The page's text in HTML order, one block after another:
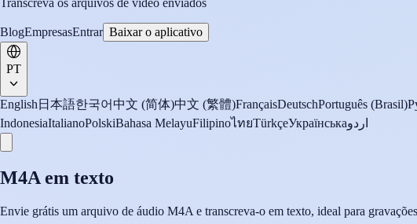
Transcreva os arquivos de vídeo enviados
BlogEmpresasEntrar Baixar o aplicativo
PT
English 日本語한국어中文 (简体)中文 (繁體)FrançaisDeutschPortuguês (Brasil)
IndonesiaItalianoPolskiBahasa MelayuFilipinoไทยTürkçeУкраїнськаاردو
M4A em texto
Envie grátis um arquivo de áudio M4A e transcreva-o em texto, ideal para